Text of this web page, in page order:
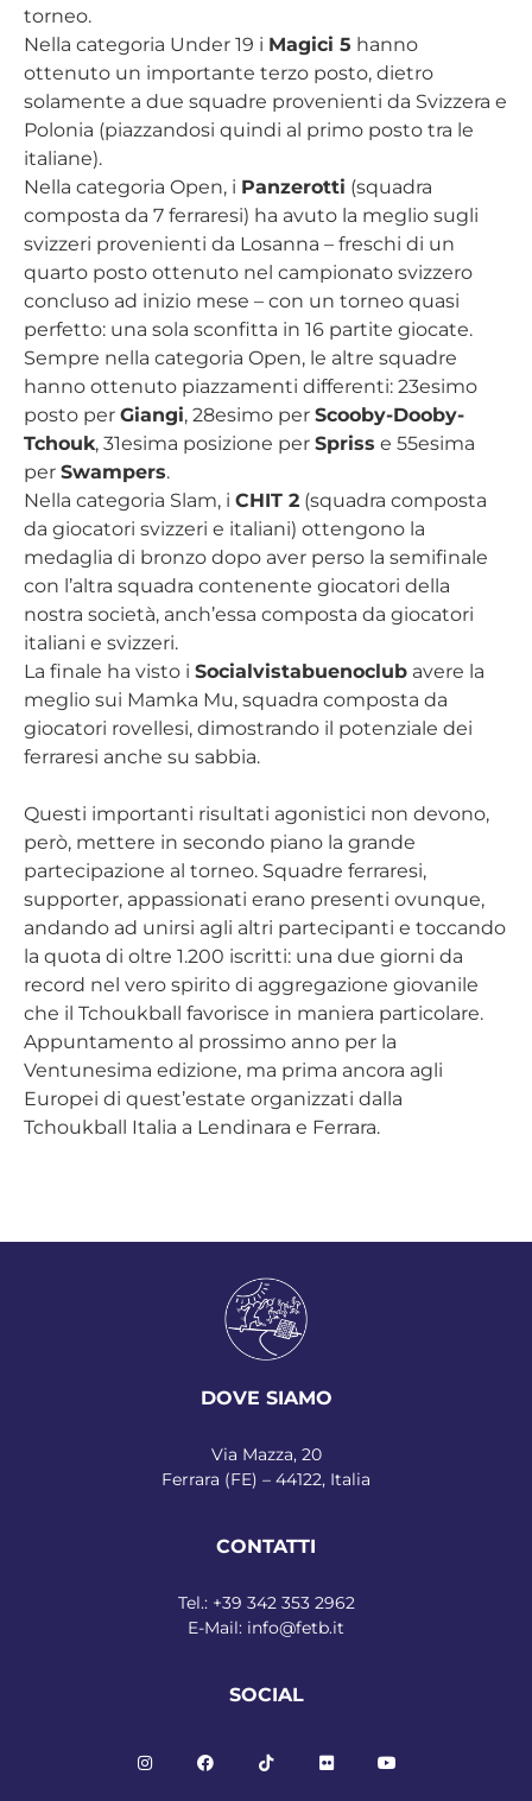
torneo.
Nella categoria Under 19 i Magici 5 hanno
ottenuto un importante terzo posto, dietro
solamente a due squadre provenienti da Svizzera e
Polonia (piazzandosi quindi al primo posto tra le
italiane).
Nella categoria Open, i Panzerotti (squadra
composta da 7 ferraresi) ha avuto la meglio sugli
svizzeri provenienti da Losanna – freschi di un
quarto posto ottenuto nel campionato svizzero
concluso ad inizio mese – con un torneo quasi
perfetto: una sola sconfitta in 16 partite giocate.
Sempre nella categoria Open, le altre squadre
hanno ottenuto piazzamenti differenti: 23esimo
posto per Giangi, 28esimo per Scooby-Dooby-
Tchouk, 31esima posizione per Spriss e 55esima
per Swampers.
Nella categoria Slam, i CHIT 2 (squadra composta
da giocatori svizzeri e italiani) ottengono la
medaglia di bronzo dopo aver perso la semifinale
con l’altra squadra contenente giocatori della
nostra società, anch’essa composta da giocatori
italiani e svizzeri.
La finale ha visto i Socialvistabuenoclub avere la
meglio sui Mamka Mu, squadra composta da
giocatori rovellesi, dimostrando il potenziale dei
ferraresi anche su sabbia.
Questi importanti risultati agonistici non devono,
però, mettere in secondo piano la grande
partecipazione al torneo. Squadre ferraresi,
supporter, appassionati erano presenti ovunque,
andando ad unirsi agli altri partecipanti e toccando
la quota di oltre 1.200 iscritti: una due giorni da
record nel vero spirito di aggregazione giovanile
che il Tchoukball favorisce in maniera particolare.
Appuntamento al prossimo anno per la
Ventunesima edizione, ma prima ancora agli
Europei di quest’estate organizzati dalla
Tchoukball Italia a Lendinara e Ferrara.
DOVE SIAMO
Via Mazza, 20
Ferrara (FE) – 44122, Italia
CONTATTI
Tel.: +39 342 353 2962
E-Mail: info@fetb.it
SOCIAL